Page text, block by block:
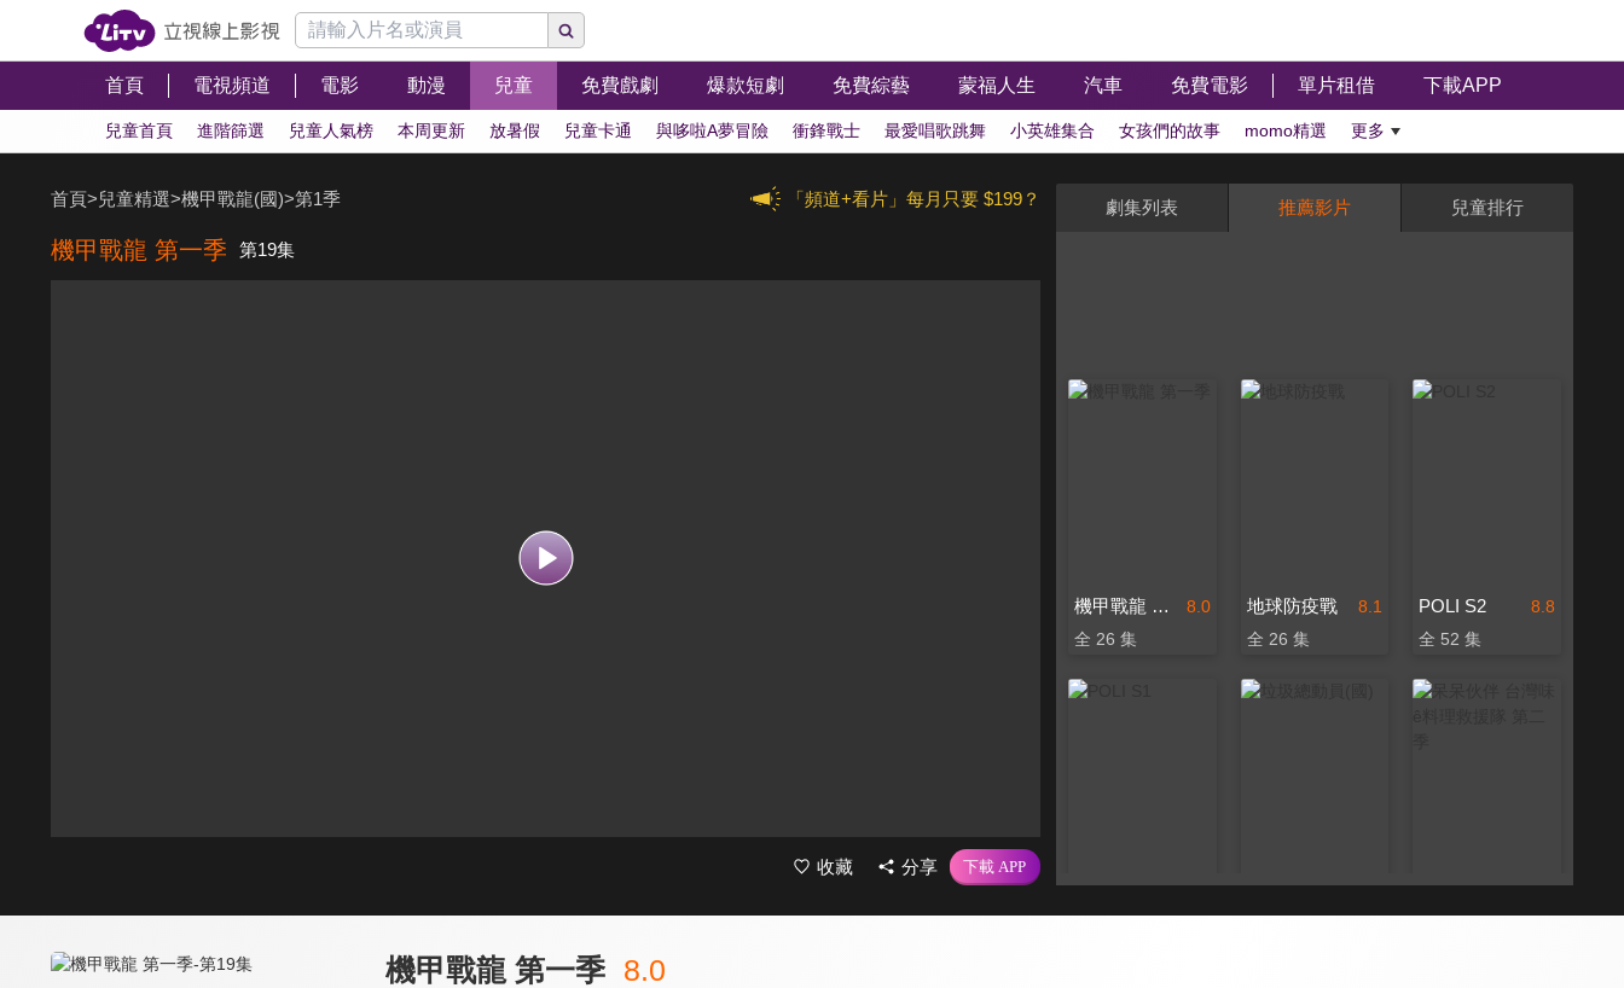
首頁 電視頻道 電影 動漫 兒童 免費戲劇 爆款短劇 免費綜藝 蒙福人生 汽車 免費電影 單片租借 下載APP
兒童首頁 進階篩選 兒童人氣榜 本周更新 放暑假 兒童卡通 與哆啦A夢冒險 衝鋒戰士 最愛唱歌跳舞 小英雄集合 女孩們的故事 momo精選 更多
「頻道+看片」每月只要 $199？
首頁>兒童精選>機甲戰龍(國)>第1季
機甲戰龍 第一季 第19集
收藏 分享
劇集列表 推薦影片 兒童排行
8.0
機甲戰龍 第一季
全 26 集
8.1
地球防疫戰
全 26 集
8.8
POLI S2
全 52 集
機甲戰龍 第一季 8.0